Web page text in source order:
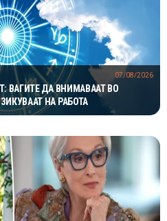
ВАГИТЕ ДА ВНИМАВААТ ВО
НА РАБОТА
07/08/2026